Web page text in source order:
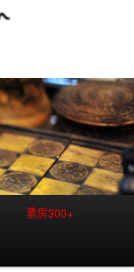
票房300+